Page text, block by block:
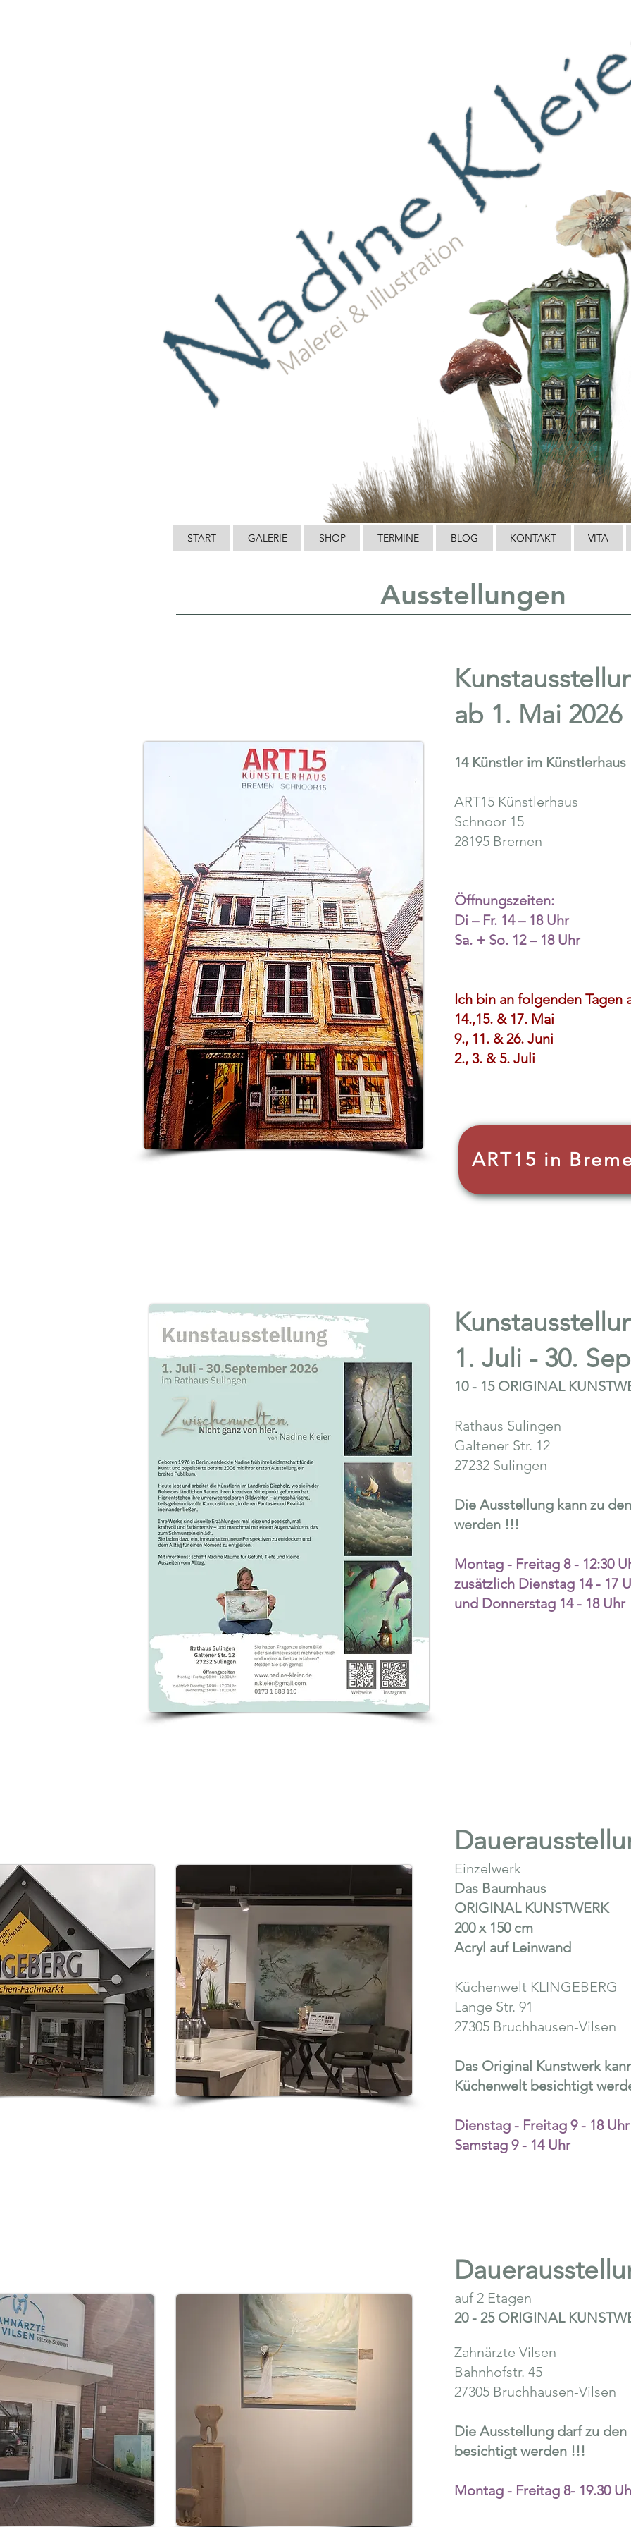
START GALERIE SHOP TERMINE BLOG KONTAKT VITA
Ausstellungen
ab 1. Mai 2026
​14 Künstler im Künstlerhaus
ART15 Künstlerhaus
Schnoor 15
28195 Bremen
Öffnungszeiten:
Di – Fr. 14 – 18 Uhr
Sa. + So. 12 – 18 Uhr
Ich bin an folgenden Tagen
14.,15. & 17. Mai
9., 11. & 26. Juni
2., 3. & 5. Juli
ART15 in
1. Juli - 30.
10 - 15 ORIGINAL
Rathaus Sulingen
Galtener Str. 12
27232 Sulingen
Die Ausstellung kann zu
werden !!!
Montag - Freitag 8 - 12:30
zusätzlich Dienstag 14 - 17
und Donnerstag 14 - 18 Uhr
Einzelwerk
Das Baumhaus
ORIGINAL KUNSTWERK
200 x 150 cm
Acryl auf Leinwand
Küchenwelt KLINGEBERG
Lange Str. 91
27305 Bruchhausen-Vilsen
Das Original Kunstwerk
Küchenwelt besichtigt
Dienstag - Freitag 9 - 18 Uhr
Samstag 9 - 14 Uhr
auf 2 Etagen
20 - 25 ORIGINAL
Zahnärzte Vilsen
Bahnhofstr. 45
27305 Bruchhausen-Vilsen
Die Ausstellung darf zu
besichtigt werden !!!
Montag - Freitag 8- 19.30